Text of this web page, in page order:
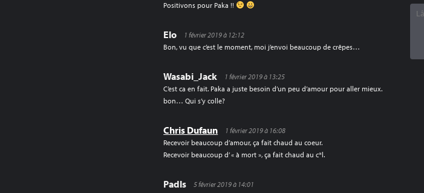
Positivons pour Paka !!
Elo
1 février 2019 à 12:12
Bon, vu que c’est le moment, moi j’envoi beaucoup de crêpes…
Wasabi_Jack
1 février 2019 à 13:25
C’est ca en fait. Paka a juste besoin d’un peu d’amour pour aller mieux.
bon… Qui s’y colle?
Chris Dufaun
1 février 2019 à 16:08
Recevoir beaucoup d’amour, ça fait chaud au coeur.
Recevoir beaucoup d’ « à mort », ça fait chaud au c*l.
Padls
5 février 2019 à 14:01